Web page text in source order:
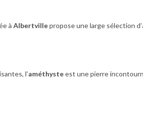
à Albertvillepropose une large sélection d’
l’améthysteest une pierre